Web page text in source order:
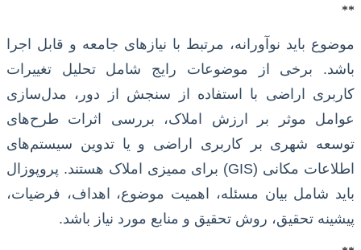
**
موضوع باید نوآورانه، مرتبط با نیازهای جامعه و قابل اجرا
باشد. برخی از موضوعات رایج شامل تحلیل تغییرات
کاربری اراضی با استفاده از سنجش از دور، مدل‌سازی
عوامل موثر بر ارزش املاک، بررسی اثرات طرح‌های
توسعه شهری بر کاربری اراضی و یا تدوین سیستم‌های
اطلاعات مکانی (GIS) برای ممیزی املاک هستند. پروپوزال
باید شامل بیان مسئله، اهمیت موضوع، اهداف، فرضیات،
پیشینه تحقیق، روش تحقیق و منابع مورد نیاز باشد.